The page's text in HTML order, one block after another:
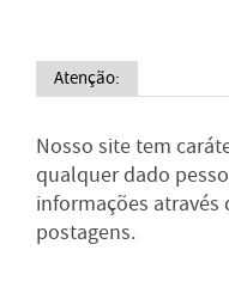
Atenção:
Nosso site tem
qualquer dado
informações através
postagens.